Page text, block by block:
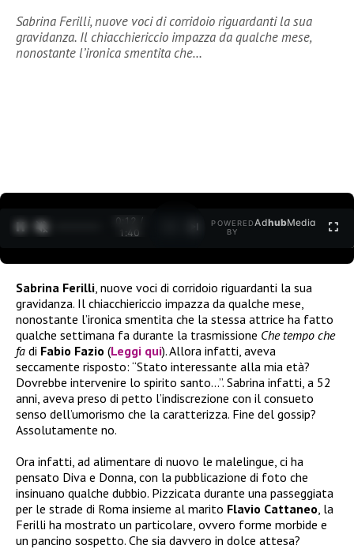
Sabrina Ferilli, nuove voci di corridoio riguardanti la sua
gravidanza. Il chiacchiericcio impazza da qualche mese,
nonostante l’ironica smentita che…
0:12 /
1:40
POWERED
BY
AdhubMedia
Sabrina Ferilli , nuove voci di corridoio riguardanti la sua
gravidanza. Il chiacchiericcio impazza da qualche mese,
nonostante l’ironica smentita che la stessa attrice ha fatto
qualche settimana fa durante la trasmissione Che tempo che
fa di Fabio Fazio (Leggi qui). Allora infatti, aveva
seccamente risposto: “Stato interessante alla mia età?
Dovrebbe intervenire lo spirito santo…”. Sabrina infatti, a 52
anni, aveva preso di petto l’indiscrezione con il consueto
senso dell’umorismo che la caratterizza. Fine del gossip?
Assolutamente no.
Ora infatti, ad alimentare di nuovo le malelingue, ci ha
pensato Diva e Donna, con la pubblicazione di foto che
insinuano qualche dubbio. Pizzicata durante una passeggiata
per le strade di Roma insieme al marito Flavio Cattaneo , la
Ferilli ha mostrato un particolare, ovvero forme morbide e
un pancino sospetto. Che sia davvero in dolce attesa?